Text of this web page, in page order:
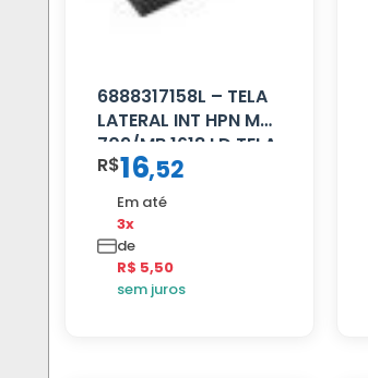
6888317158L – TELA
LATERAL INT HPN MB
709/MB 1618 LD TELA
R$16,52
Em até
3x
de
R$ 5,50
sem juros